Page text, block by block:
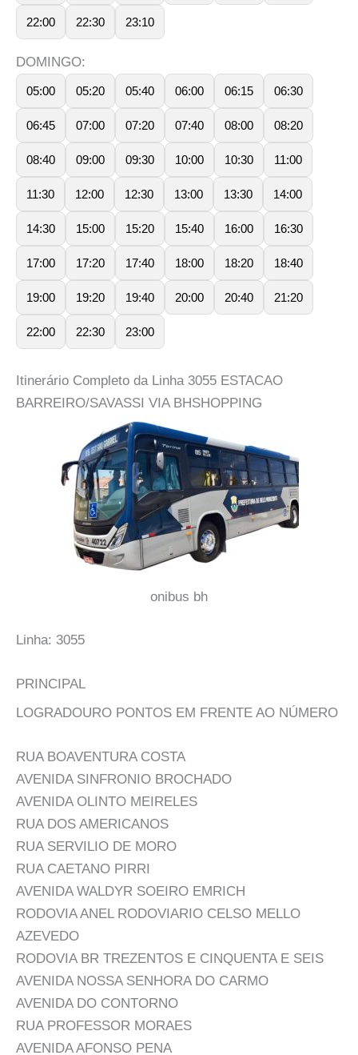
22:00 22:30 23:10
DOMINGO:
05:00 05:20 05:40 06:00 06:15 06:30
06:45 07:00 07:20 07:40 08:00 08:20
08:40 09:00 09:30 10:00 10:30 11:00
11:30 12:00 12:30 13:00 13:30 14:00
14:30 15:00 15:20 15:40 16:00 16:30
17:00 17:20 17:40 18:00 18:20 18:40
19:00 19:20 19:40 20:00 20:40 21:20
22:00 22:30 23:00
Itinerário Completo da Linha 3055 ESTACAO
BARREIRO/SAVASSI VIA BHSHOPPING
onibus bh
Linha: 3055
PRINCIPAL
LOGRADOURO PONTOS EM FRENTE AO NÚMERO
RUA BOAVENTURA COSTA
AVENIDA SINFRONIO BROCHADO
AVENIDA OLINTO MEIRELES
RUA DOS AMERICANOS
RUA SERVILIO DE MORO
RUA CAETANO PIRRI
AVENIDA WALDYR SOEIRO EMRICH
RODOVIA ANEL RODOVIARIO CELSO MELLO
AZEVEDO
RODOVIA BR TREZENTOS E CINQUENTA E SEIS
AVENIDA NOSSA SENHORA DO CARMO
AVENIDA DO CONTORNO
RUA PROFESSOR MORAES
AVENIDA AFONSO PENA